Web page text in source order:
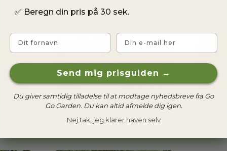
vi kan hjælpe dig
Ukrudtsbekæmpelse
✅ Beregn din pris på 30 sek.
Fornavn Email
Send mig prisguiden →
Du giver samtidig tilladelse til at modtage nyhedsbreve fra Go
Go Garden. Du kan altid afmelde dig igen.
Nej tak, jeg klarer haven selv